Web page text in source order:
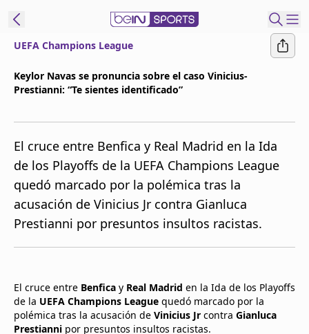
beIN XTRA
Administrar
notificaciones
Programación
UEFA Champions League
Keylor Navas se pronuncia sobre el caso Vinicius-
Prestianni: “Te sientes identificado”
El cruce entre Benfica y Real Madrid en la Ida
de los Playoffs de la UEFA Champions League
quedó marcado por la polémica tras la
acusación de Vinicius Jr contra Gianluca
Prestianni por presuntos insultos racistas.
El cruce entre Benfica y Real Madrid en la Ida de los Playoffs
de la UEFA Champions League quedó marcado por la
polémica tras la acusación de Vinicius Jr contra Gianluca
Prestianni por presuntos insultos racistas.